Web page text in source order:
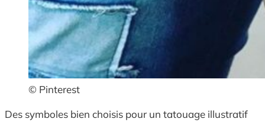
© Pinterest
Des symboles bien choisis pour un tatouage illustratif